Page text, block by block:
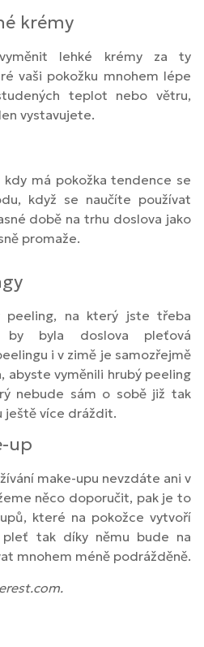
krémy
lehké krémy za ty
vaši pokožku mnohem lépe
teplot nebo větru,
vystavujete.
kdy má pokožka tendence se
když se naučíte používat
době na trhu doslova jako
promaže.
peeling, na který jste třeba
by byla doslova pleťová
i v zimě je samozřejmě
abyste vyměnili hrubý peeling
nebude sám o sobě již tak
ještě více dráždit.
up
make-upu nevzdáte ani v
něco doporučit, pak je to
které na pokožce vytvoří
pleť tak díky němu bude na
mnohem méně podrážděně.